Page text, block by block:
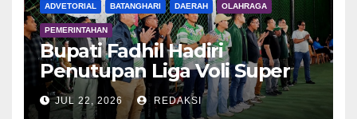
ADVETORIAL BATANGHARI DAERAH OLAHRAGA
PEMERINTAHAN
Bupati Fadhil Hadiri
Penutupan Liga Voli Super
Tangguh 2026
JUL 22, 2026 REDAKSI